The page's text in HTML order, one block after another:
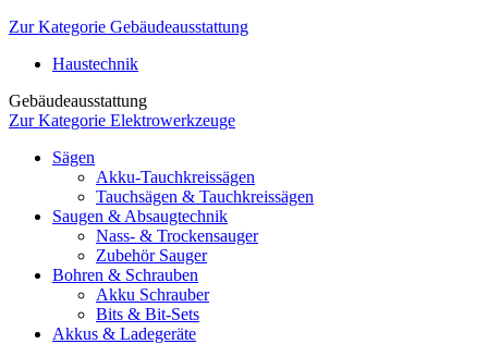
Zur Kategorie Gebäudeausstattung
Haustechnik
Gebäudeausstattung
Zur Kategorie Elektrowerkzeuge
Sägen
Akku-Tauchkreissägen
Tauchsägen & Tauchkreissägen
Saugen & Absaugtechnik
Nass- & Trockensauger
Zubehör Sauger
Bohren & Schrauben
Akku Schrauber
Bits & Bit-Sets
Akkus & Ladegeräte